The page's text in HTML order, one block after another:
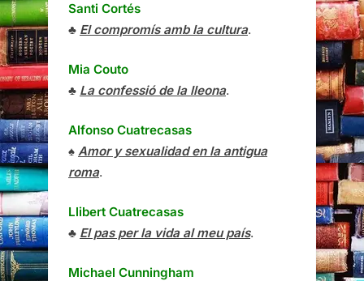
Santi Cortés
♣ El compromís amb la cultura.
Mia Couto
♣ La confessió de la lleona.
Alfonso Cuatrecasas
♠ Amor y sexualidad en la antigua
roma.
Llibert Cuatrecasas
♣ El pas per la vida al meu país.
Michael Cunningham